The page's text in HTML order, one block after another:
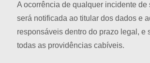
A ocorrência de qualquer incidente de
será notificada ao titular dos dados e
responsáveis dentro do prazo legal, e
todas as providências cabíveis.